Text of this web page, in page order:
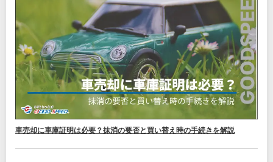
車売却に車庫証明は必要？抹消の要否と買い替え時の手続きを解説